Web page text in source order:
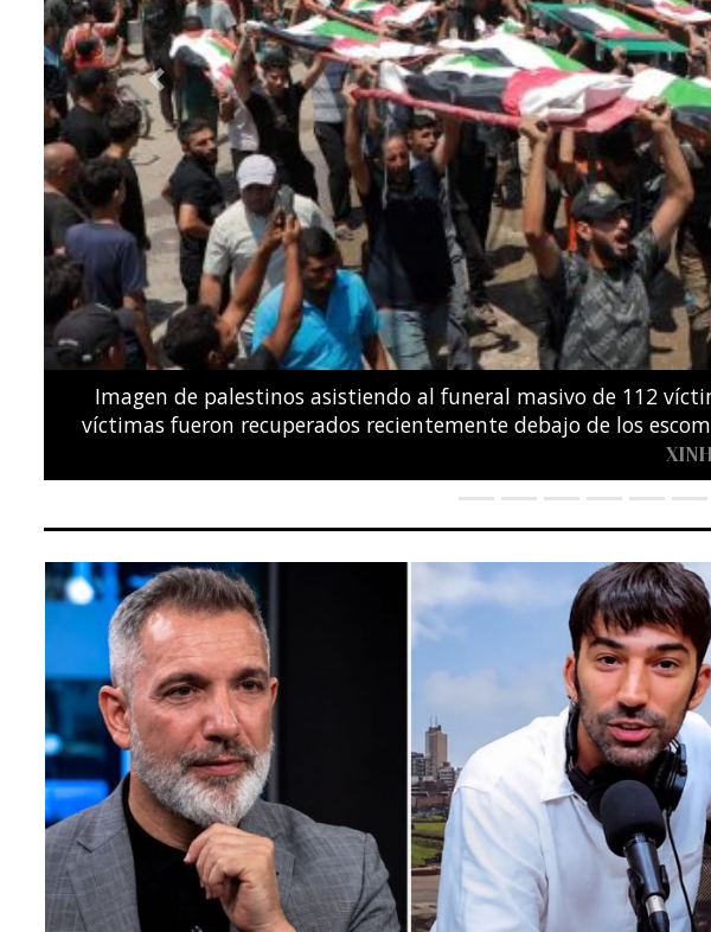
Los nadadores españoles de estilo libre Dennis González
el Campeonato Europeo de Natación LEN, en el Centro
Previous